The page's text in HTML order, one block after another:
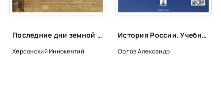
Последние дни земной жизни Господа нашего Иисуса Христа - Иннокентий Херсонский
Херсонский Иннокентий
История России. Учебник - Александр Орлов, Владимир Георгиев, Наталья Георгиева
Орлов Александр